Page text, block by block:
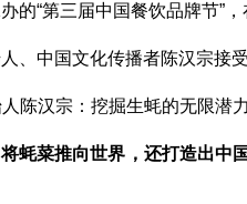
的“第三届中国餐饮品牌节”，
中国文化传播者陈汉宗接受
蚝菜推向世界，还打造出中